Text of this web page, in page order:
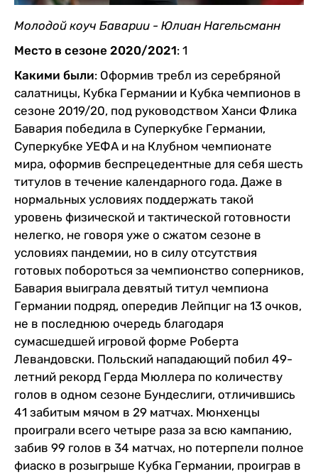
Молодой коуч Баварии - Юлиан Нагельсманн
Место в сезоне 2020/2021: 1
Какими были: Оформив требл из серебряной
салатницы, Кубка Германии и Кубка чемпионов в
сезоне 2019/20, под руководством Ханси Флика
Бавария победила в Суперкубке Германии,
Суперкубке УЕФА и на Клубном чемпионате
мира, оформив беспрецедентные для себя шесть
титулов в течение календарного года. Даже в
нормальных условиях поддержать такой
уровень физической и тактической готовности
нелегко, не говоря уже о сжатом сезоне в
условиях пандемии, но в силу отсутствия
готовых побороться за чемпионство соперников,
Бавария выиграла девятый титул чемпиона
Германии подряд, опередив Лейпциг на 13 очков,
не в последнюю очередь благодаря
сумасшедшей игровой форме Роберта
Левандовски. Польский нападающий побил 49-
летний рекорд Герда Мюллера по количеству
голов в одном сезоне Бундеслиги, отличившись
41 забитым мячом в 29 матчах. Мюнхенцы
проиграли всего четыре раза за всю кампанию,
забив 99 голов в 34 матчах, но потерпели полное
фиаско в розыгрыше Кубка Германии, проиграв в